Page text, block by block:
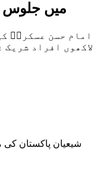
میں جلوس
امام حسن عسکریؑ
لاکھوں افراد
شیعیان پاکستان